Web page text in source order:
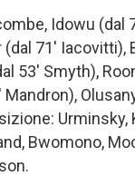
Idowu (dal
(dal 71′ Iacovitti),
53′ Smyth),
Mandron),
Urminsky,
Bwomono,